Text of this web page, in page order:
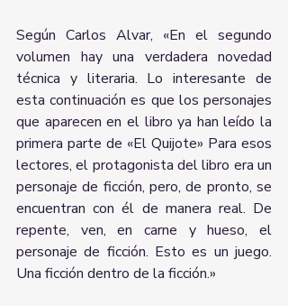
Según Carlos Alvar, «En el segundo
volumen hay una verdadera novedad
técnica y literaria. Lo interesante de
esta continuación es que los personajes
que aparecen en el libro ya han leído la
primera parte de «El Quijote» Para esos
lectores, el protagonista del libro era un
personaje de ficción, pero, de pronto, se
encuentran con él de manera real. De
repente, ven, en carne y hueso, el
personaje de ficción. Esto es un juego.
Una ficción dentro de la ficción.»